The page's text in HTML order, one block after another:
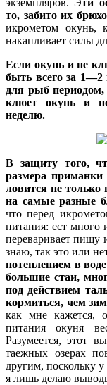
то, забито их
икрометом окунь,
накапливает силы
Если окунь и не
быть всего за 1—2
для рыб
клюет окунь и
неделю.
В защиту того,
размера приманки
ловится не
на самые разные
что перед
питания: ест много
переваривает пищу
знаю, так это или
потеплением в
большие стаи,
под действием
кормиться, чем
как мне кажется,
питания окуня
Разумеется, этот
таежных озерах
другим, поскольку
я лишь делаю